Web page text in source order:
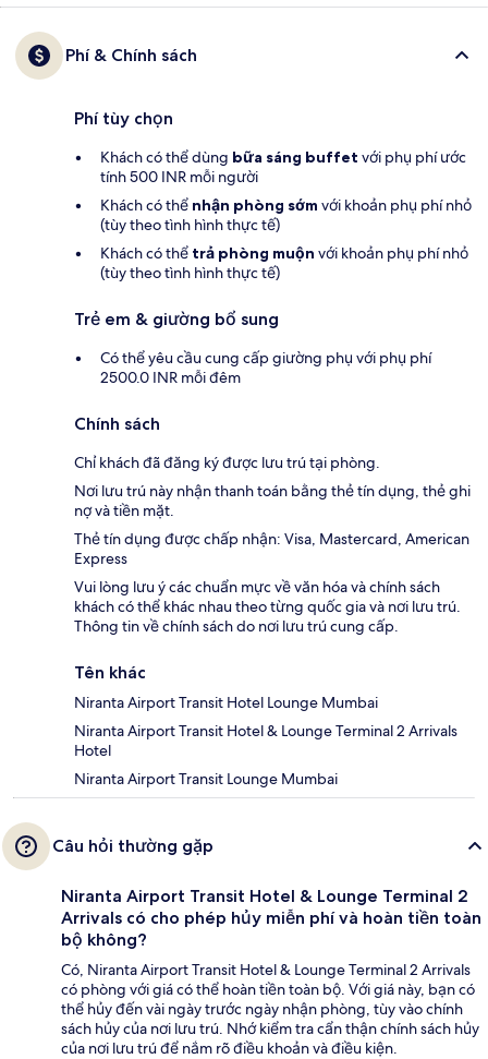
Phí & Chính sách
Phí tùy chọn
Khách có thể dùng bữa sáng buffet với phụ phí ước
tính 500 INR mỗi người
Khách có thể nhận phòng sớm với khoản phụ phí nhỏ
(tùy theo tình hình thực tế)
Khách có thể trả phòng muộn với khoản phụ phí nhỏ
(tùy theo tình hình thực tế)
Trẻ em & giường bổ sung
Có thể yêu cầu cung cấp giường phụ với phụ phí
2500.0 INR mỗi đêm
Chính sách
Chỉ khách đã đăng ký được lưu trú tại phòng.
Nơi lưu trú này nhận thanh toán bằng thẻ tín dụng, thẻ ghi
nợ và tiền mặt.
Thẻ tín dụng được chấp nhận: Visa, Mastercard, American
Express
Vui lòng lưu ý các chuẩn mực về văn hóa và chính sách
khách có thể khác nhau theo từng quốc gia và nơi lưu trú.
Thông tin về chính sách do nơi lưu trú cung cấp.
Tên khác
Niranta Airport Transit Hotel Lounge Mumbai
Niranta Airport Transit Hotel & Lounge Terminal 2 Arrivals
Hotel
Niranta Airport Transit Lounge Mumbai
Câu hỏi thường gặp
Niranta Airport Transit Hotel & Lounge Terminal 2
Arrivals có cho phép hủy miễn phí và hoàn tiền toàn
bộ không?
Có, Niranta Airport Transit Hotel & Lounge Terminal 2 Arrivals
có phòng với giá có thể hoàn tiền toàn bộ. Với giá này, bạn có
thể hủy đến vài ngày trước ngày nhận phòng, tùy vào chính
sách hủy của nơi lưu trú. Nhớ kiểm tra cẩn thận chính sách hủy
của nơi lưu trú để nắm rõ điều khoản và điều kiện.